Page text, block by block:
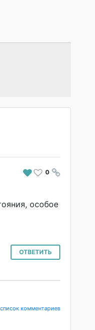
# 0
особое
ОТВЕТИТЬ
комментариев